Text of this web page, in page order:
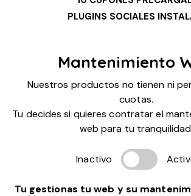
PLUGINS SOCIALES
Mantenimiento
Nuestros productos no tienen ni
cuotas.
Tu decides si quieres contratar el
web para tu
Inactivo
Tu gestionas tu web y su